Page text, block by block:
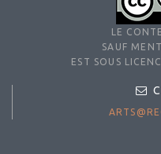
LE
SAUF
EST SOUS